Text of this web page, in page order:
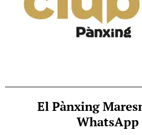
El Pànxing
WhatsApp